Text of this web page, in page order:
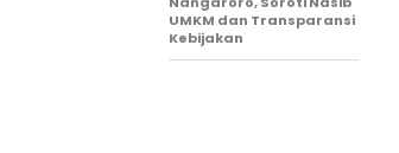
UMKM dan Transparansi
Kebijakan